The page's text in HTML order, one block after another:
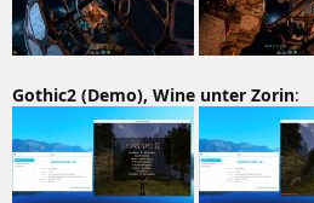
Gothic2 (Demo), Wine unter Zorin: